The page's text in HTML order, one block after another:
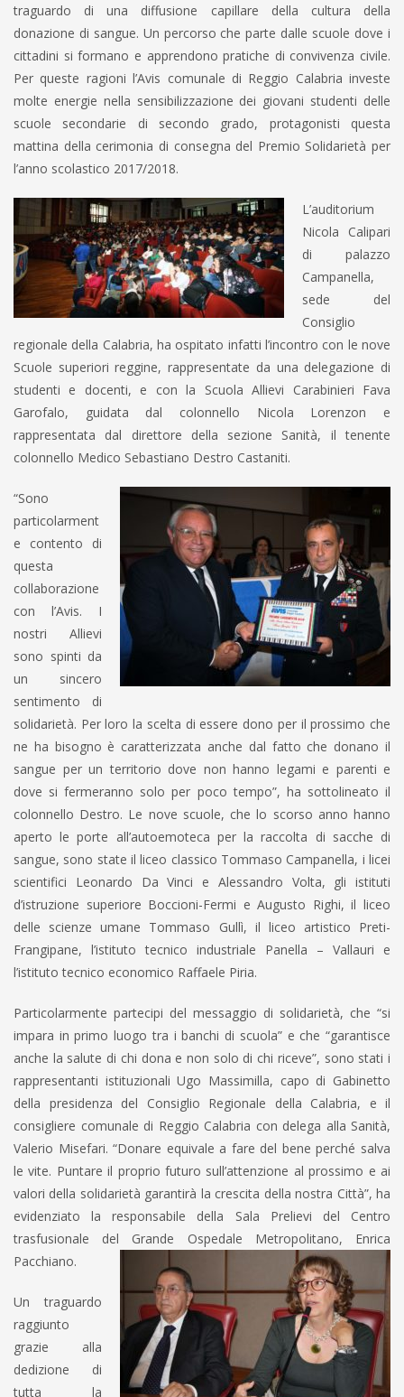
traguardo di una diffusione capillare della cultura della
donazione di sangue. Un percorso che parte dalle scuole dove i
cittadini si formano e apprendono pratiche di convivenza civile.
Per queste ragioni l’Avis comunale di Reggio Calabria investe
molte energie nella sensibilizzazione dei giovani studenti delle
scuole secondarie di secondo grado, protagonisti questa
mattina della cerimonia di consegna del Premio Solidarietà per
l’anno scolastico 2017/2018.
L’auditorium
Nicola Calipari
di palazzo
Campanella,
sede del
Consiglio
regionale della Calabria, ha ospitato infatti l’incontro con le nove
Scuole superiori reggine, rappresentate da una delegazione di
studenti e docenti, e con la Scuola Allievi Carabinieri Fava
Garofalo, guidata dal colonnello Nicola Lorenzon e
rappresentata dal direttore della sezione Sanità, il tenente
colonnello Medico Sebastiano Destro Castaniti.
“Sono
particolarment
e contento di
questa
collaborazione
con l’Avis. I
nostri Allievi
sono spinti da
un sincero
sentimento di
solidarietà. Per loro la scelta di essere dono per il prossimo che
ne ha bisogno è caratterizzata anche dal fatto che donano il
sangue per un territorio dove non hanno legami e parenti e
dove si fermeranno solo per poco tempo”, ha sottolineato il
colonnello Destro. Le nove scuole, che lo scorso anno hanno
aperto le porte all’autoemoteca per la raccolta di sacche di
sangue, sono state il liceo classico Tommaso Campanella, i licei
scientifici Leonardo Da Vinci e Alessandro Volta, gli istituti
d’istruzione superiore Boccioni-Fermi e Augusto Righi, il liceo
delle scienze umane Tommaso Gullì, il liceo artistico Preti-
Frangipane, l’istituto tecnico industriale Panella – Vallauri e
l’istituto tecnico economico Raffaele Piria.
Particolarmente partecipi del messaggio di solidarietà, che “si
impara in primo luogo tra i banchi di scuola” e che “garantisce
anche la salute di chi dona e non solo di chi riceve”, sono stati i
rappresentanti istituzionali Ugo Massimilla, capo di Gabinetto
della presidenza del Consiglio Regionale della Calabria, e il
consigliere comunale di Reggio Calabria con delega alla Sanità,
Valerio Misefari. “Donare equivale a fare del bene perché salva
le vite. Puntare il proprio futuro sull’attenzione al prossimo e ai
valori della solidarietà garantirà la crescita della nostra Città”, ha
evidenziato la responsabile della Sala Prelievi del Centro
trasfusionale del Grande Ospedale Metropolitano, Enrica
Pacchiano.
Un traguardo
raggiunto
grazie alla
dedizione di
tutta la